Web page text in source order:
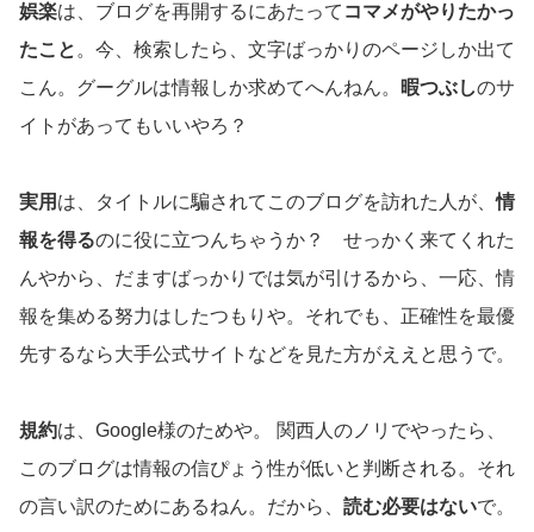
娯楽は、ブログを再開するにあたって コマメがやりたかっ
たこと 。今、検索したら、文字ばっかりのページしか出て
こん。グーグルは情報しか求めてへんねん。
暇つぶしのサ
イトがあってもいいやろ？
実用 は、タイトルに騙されてこのブログを訪れた人が、情
報を得るのに役に立つんちゃうか？ せっかく来てくれた
んやから、だますばっかりでは気が引けるから、一応、情
報を集める努力はしたつもりや。それでも、正確性を最優
先するなら大手公式サイトなどを見た方がええと思うで。
規約は、Google様のためや。 関西人のノリでやったら、
このブログは情報の信ぴょう性が低いと判断される。それ
の言い訳のためにあるねん。だから、 読む必要はないで。